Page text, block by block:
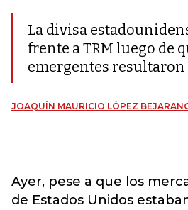
La divisa
frente a TRM luego de
emergentes resultaron
JOAQUÍN MAURICIO LÓPEZ
Ayer, pese a que los
de Estados Unidos